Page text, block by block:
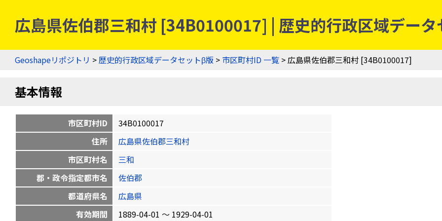
広島県佐伯郡三和村 [34B0100017] | 歴史的行政区域デー
Geoshapeリポジトリ >歴史的行政区域データセットβ版 > 市区町村ID 一覧 > 広島県佐伯郡三和村 [34B0100017]
基本情報
市区町村ID
34B0100017
住所
広島県佐伯郡三和村
市区町村名
三和
郡・政令指定都市名
佐伯郡
都道府県名
広島県
有効期間
1889-04-01 〜 1929-04-01